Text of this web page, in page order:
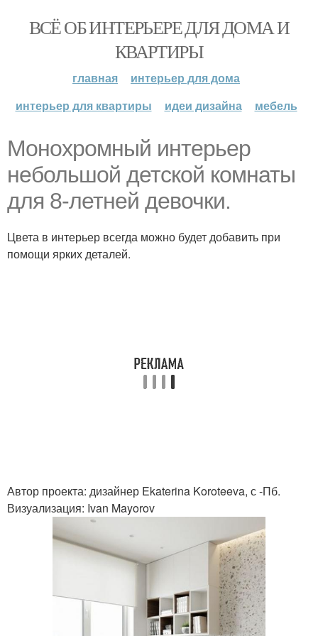
ВСЁ ОБ ИНТЕРЬЕРЕ ДЛЯ ДОМА И
КВАРТИРЫ
главная
интерьер для дома
интерьер для квартиры
идеи дизайна мебель
Монохромный интерьер
небольшой детской комнаты
для 8-летней девочки.
Цвета в интерьер всегда можно будет добавить при
помощи ярких деталей.
Автор проекта: дизайнер Ekaterina Koroteeva, с -Пб.
Визуализация: Ivan Mayorov